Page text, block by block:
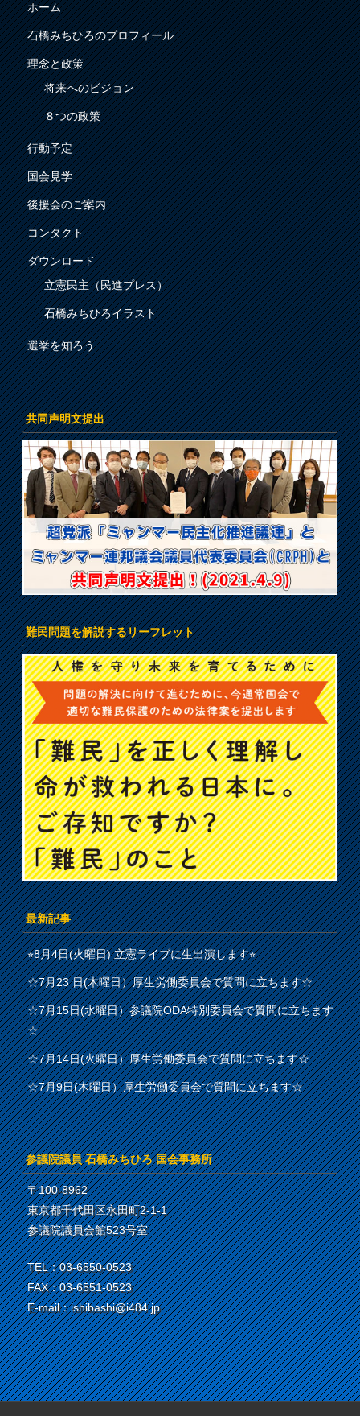
ホーム
石橋みちひろのプロフィール
理念と政策
将来へのビジョン
８つの政策
行動予定
国会見学
後援会のご案内
コンタクト
ダウンロード
立憲民主（民進プレス）
石橋みちひろイラスト
選挙を知ろう
共同声明文提出
難民問題を解説するリーフレット
最新記事
⭐︎8月4日(火曜日) 立憲ライブに生出演します⭐︎
☆7月23 日(木曜日）厚生労働委員会で質問に立ちます☆
☆7月15日(水曜日）参議院ODA特別委員会で質問に立ちます
☆
☆7月14日(火曜日）厚生労働委員会で質問に立ちます☆
☆7月9日(木曜日）厚生労働委員会で質問に立ちます☆
参議院議員 石橋みちひろ 国会事務所
〒100-8962
東京都千代田区永田町2-1-1
参議院議員会館523号室
TEL：03-6550-0523
FAX：03-6551-0523
E-mail：ishibashi@i484.jp